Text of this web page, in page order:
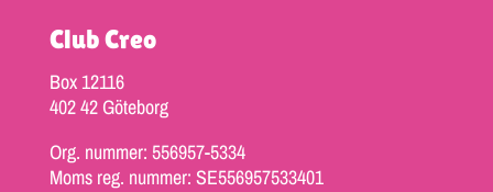
Club Creo
Box 12116
402 42 Göteborg
Org. nummer: 556957-5334
Moms reg. nummer: SE556957533401